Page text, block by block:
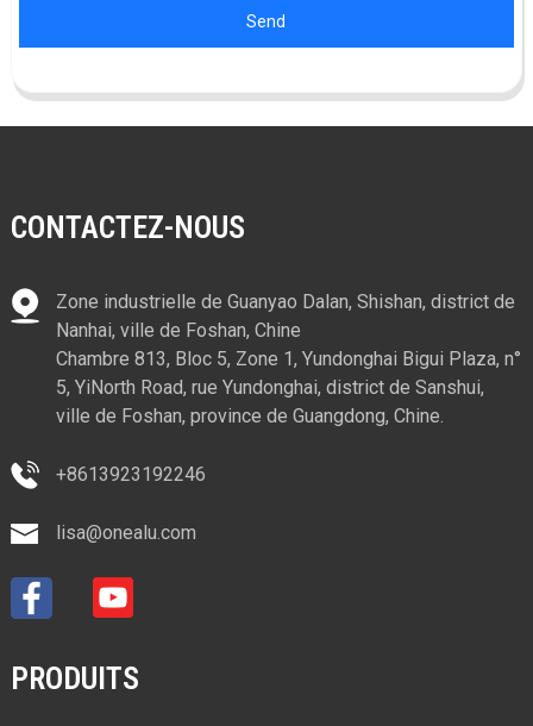
Send
CONTACTEZ-NOUS
Zone industrielle de Guanyao Dalan, Shishan, district de
Nanhai, ville de Foshan, Chine
Chambre 813, Bloc 5, Zone 1, Yundonghai Bigui Plaza, n°
5, YiNorth Road, rue Yundonghai, district de Sanshui,
ville de Foshan, province de Guangdong, Chine.
+8613923192246
lisa@onealu.com
PRODUITS